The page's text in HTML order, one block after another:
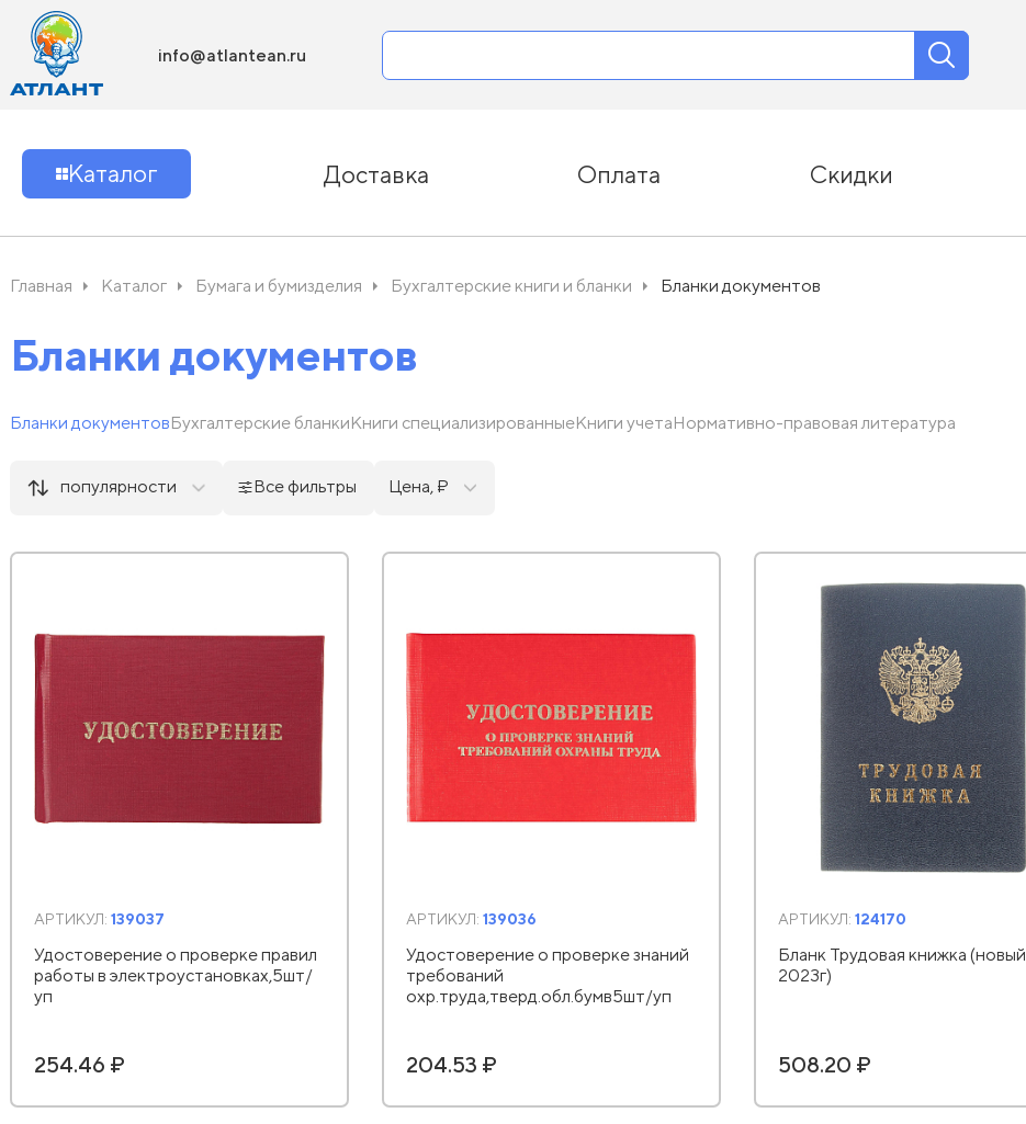
info@atlantean.ru
Каталог Доставка Оплата Скидки
Главная Каталог Бумага и бумизделия Бухгалтерские книги и бланки Бланки документов
Бланки документов
Бланки документовБухгалтерские бланкиКниги специализированныеКниги учетаНормативно-правовая литература
популярности Все фильтры Цена, ₽
АРТИКУЛ: 139037
Удостоверение о проверке правил
работы в электроустановках,5шт/
уп
254.46 ₽
АРТИКУЛ: 139036
Удостоверение о проверке знаний
требований
охр.труда,тверд.обл.бумв5шт/уп
204.53 ₽
АРТИКУЛ: 124170
Бланк Трудовая книжка (новый
2023г)
508.20 ₽